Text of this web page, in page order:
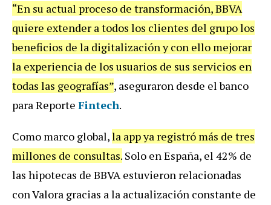
“En su actual proceso de transformación, BBVA
quiere extender a todos los clientes del grupo los
beneficios de la digitalización y con ello mejorar
la experiencia de los usuarios de sus servicios en
todas las geografías”, aseguraron desde el banco
para Reporte Fintech.
Como marco global,la app ya registró más de tres
millones de consultas. Solo en España, el 42% de
las hipotecas de BBVA estuvieron relacionadas
con Valora gracias a la actualización constante de